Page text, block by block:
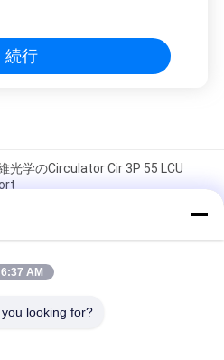
続行
光学のCirculator Cir 3P 55 LCU
光学3port LC/UPC SC/APC
の繊維光学SC APC CWDM Mux
6:37 AM
looking for?